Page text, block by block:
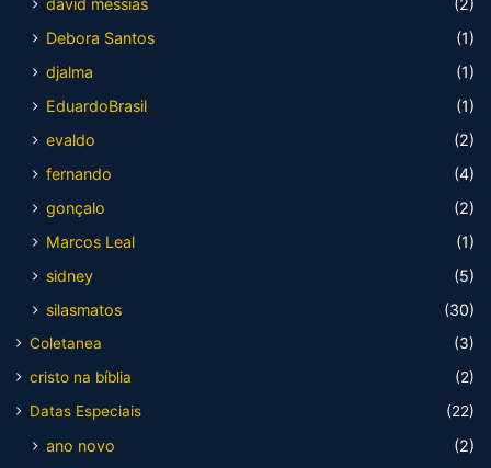
david messias
(2)
Debora Santos
(1)
djalma
(1)
EduardoBrasil
(1)
evaldo
(2)
fernando
(4)
gonçalo
(2)
Marcos Leal
(1)
sidney
(5)
silasmatos
(30)
Coletanea
(3)
cristo na bíblia
(2)
Datas Especiais
(22)
ano novo
(2)